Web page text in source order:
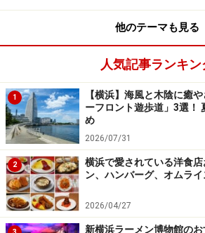
交通・アクセス：横浜駅みなみ東口
口より徒歩約2分
アソビル DAIGOMI BURGER
【みなとみらい】ウマミバ
BURGER）みなとみらい店
他のテーマも見る
人気記事ランキン
1
【横浜】海風と木陰に癒
ーフロント遊歩道」3選！
め
2026/07/31
2
横浜で愛されている洋食
ン、ハンバーグ、オムラ
2026/04/27
新横浜ラーメン博物館の